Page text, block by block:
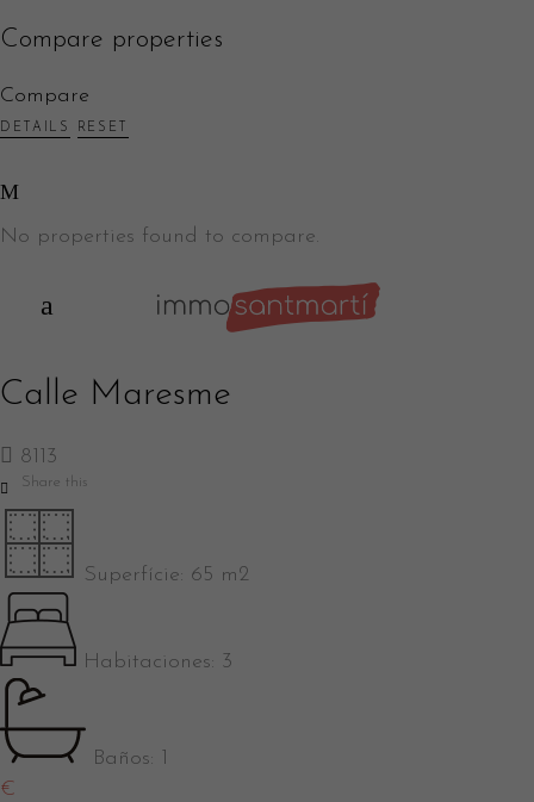
Compare properties
Compare
DETAILS RESET
No properties found to compare.
Calle Maresme
8113
Share this
Superfície: 65 m2
Habitaciones: 3
Baños: 1
€